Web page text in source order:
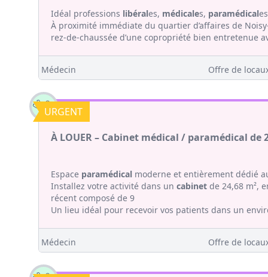
Idéal professions libérales, médicales, paramédical
À proximité immédiate du quartier d’affaires de
rez-de-chaussée d’une copropriété bien entretenue
Médecin Offre de
URGENT
À LOUER – Cabinet médical / paramédical de
Espace paramédical moderne et entièrement dédié
Installez votre activité dans un cabinet de 24,68 m²,
récent composé de 9
Un lieu idéal pour recevoir vos patients dans un
Médecin Offre de